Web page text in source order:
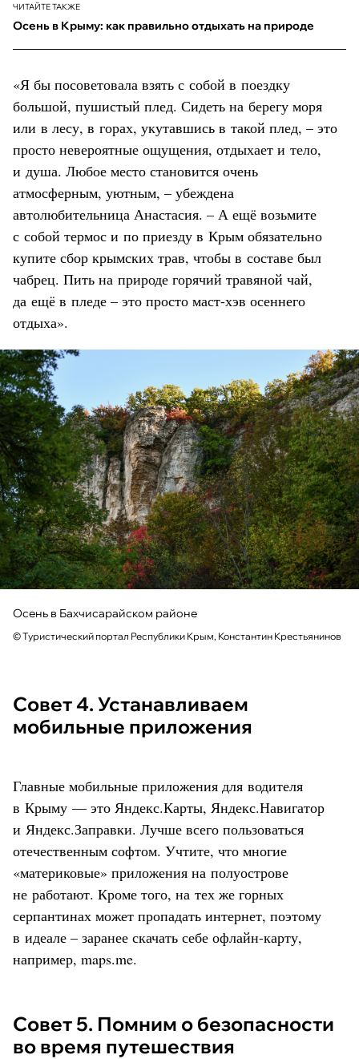
ЧИТАЙТЕ ТАКЖЕ
Осень в Крыму: как правильно отдыхать на природе
«Я бы посоветовала взять с собой в поездку
большой, пушистый плед. Сидеть на берегу моря
или в лесу, в горах, укутавшись в такой плед, – это
просто невероятные ощущения, отдыхает и тело,
и душа. Любое место становится очень
атмосферным, уютным, – убеждена
автолюбительница Анастасия. – А ещё возьмите
с собой термос и по приезду в Крым обязательно
купите сбор крымских трав, чтобы в составе был
чабрец. Пить на природе горячий травяной чай,
да ещё в пледе – это просто маст-хэв осеннего
отдыха».
Осень в Бахчисарайском районе
© Туристический портал Республики Крым, Константин Крестьянинов
Совет 4. Устанавливаем
мобильные приложения
Главные мобильные приложения для водителя
в Крыму — это Яндекс.Карты, Яндекс.Навигатор
и Яндекс.Заправки. Лучше всего пользоваться
отечественным софтом. Учтите, что многие
«материковые» приложения на полуострове
не работают. Кроме того, на тех же горных
серпантинах может пропадать интернет, поэтому
в идеале – заранее скачать себе офлайн-карту,
например, maps.me.
Совет 5. Помним о безопасности
во время путешествия